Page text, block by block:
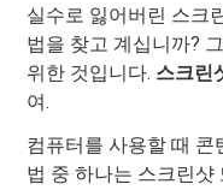
실수로 잃어버린 스크
법을 찾고 계십니까?
위한 것입니다. 스크린
여.
컴퓨터를 사용할 때
법 중 하나는 스크린샷